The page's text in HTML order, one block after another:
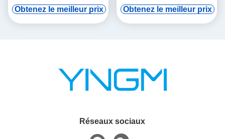
audio tourne-tourne
Obtenez le meilleur prix
de vod numérique et
induction automatique
Obtenez le meilleur prix
Réseaux sociaux